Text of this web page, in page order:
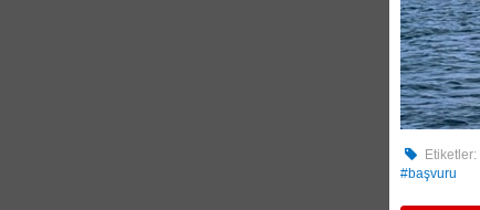
Etiketler:
#başvuru